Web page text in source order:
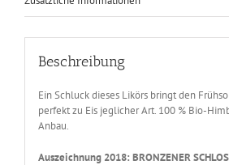
Beschreibung
Ein Schluck dieses Likörs bringt den
perfekt zu Eis jeglicher Art. 100 % Bio-
Anbau.
Auszeichnung 2018: BRONZENER